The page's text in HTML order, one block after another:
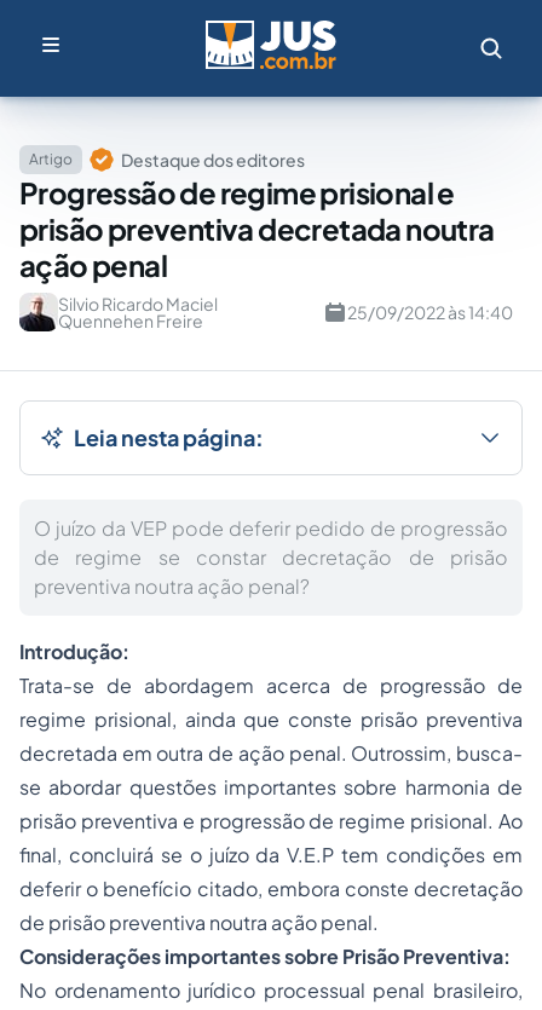
Artigo Destaque dos editores
Progressão de regime prisional e
prisão preventiva decretada noutra
ação penal
Silvio Ricardo Maciel
Quennehen Freire 25/09/2022 às 14:40
Leia nesta página:
O juízo da VEP pode deferir pedido de progressão
de regime se constar decretação de prisão
preventiva noutra ação penal?
Introdução:
Trata-se de abordagem acerca de progressão de
regime prisional, ainda que conste prisão preventiva
decretada em outra de ação penal. Outrossim, busca-
se abordar questões importantes sobre harmonia de
prisão preventiva e progressão de regime prisional. Ao
final, concluirá se o juízo da V.E.P tem condições em
deferir o benefício citado, embora conste decretação
de prisão preventiva noutra ação penal.
Considerações importantes sobre Prisão Preventiva:
No ordenamento jurídico processual penal brasileiro,